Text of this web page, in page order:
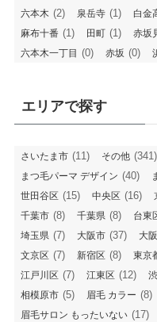
六本木 (2) 泉岳寺 (1) 白金
麻布十番 (1) 田町 (1) 赤坂
六本木一丁目 (0) 赤坂 (0)
エリアで探す
さいたま市 (11) その他 (341)
まつ毛パーマ デザイン (40)
世田谷区 (15) 中央区 (16)
千葉市 (8) 千葉県 (8) 台東
埼玉県 (7) 大阪市 (37) 大
文京区 (7) 新宿区 (8) 東京
江戸川区 (7) 江東区 (12)
相模原市 (5) 眉毛 カラー (8)
眉毛サロン もったいない (17)